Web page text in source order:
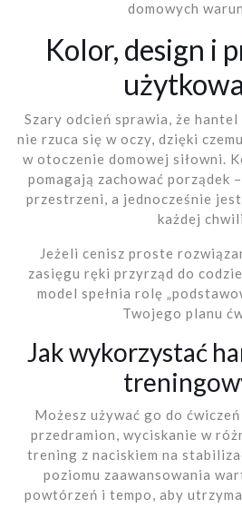
domowych
Kolor, design i
Szary odcień sprawia, że
nie rzuca się w oczy, dzięki
w otoczenie domowej siłowni.
pomagają zachować porządek
przestrzeni, a jednocześnie
każdej
Jeżeli cenisz proste
zasięgu ręki przyrząd do
model spełnia rolę
Twojego planu
Jak wykorzystać
Możesz używać go do
przedramion, wyciskanie w
trening z naciskiem na
poziomu zaawansowania
powtórzeń i tempo, aby